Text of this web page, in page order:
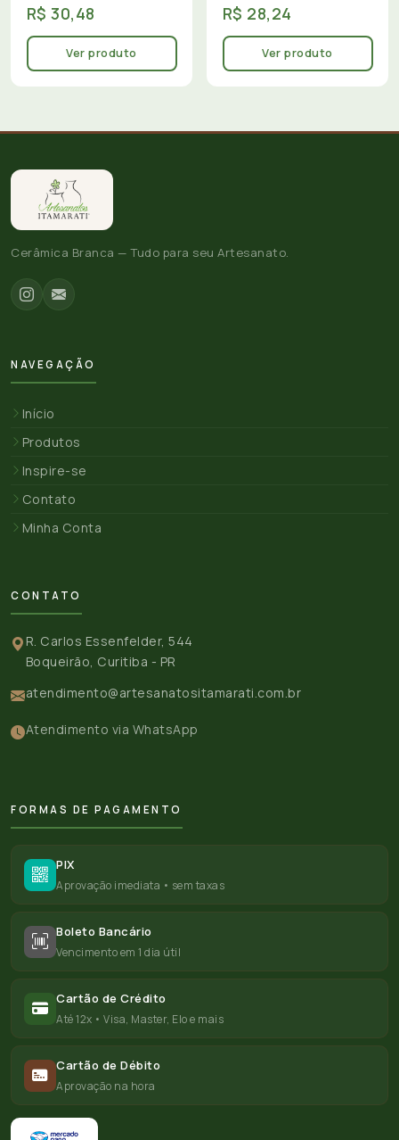
R$ 30,48
Ver produto
R$ 28,24
Ver produto
Cerâmica Branca — Tudo para seu Artesanato.
NAVEGAÇÃO
Início
Produtos
Inspire-se
Contato
Minha Conta
CONTATO
R. Carlos Essenfelder, 544
Boqueirão, Curitiba - PR
atendimento@artesanatositamarati.com.br
Atendimento via WhatsApp
FORMAS DE PAGAMENTO
PIX
Aprovação imediata • sem taxas
Boleto Bancário
Vencimento em 1 dia útil
Cartão de Crédito
Até 12x • Visa, Master, Elo e mais
Cartão de Débito
Aprovação na hora